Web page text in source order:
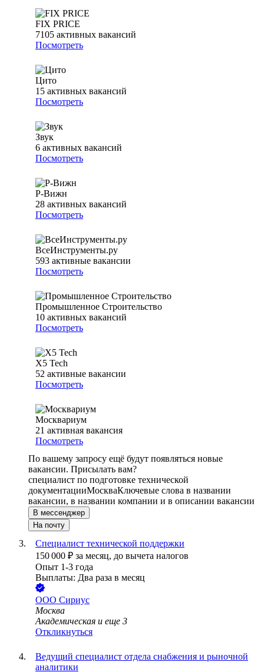
FIX PRICE
7105 активных вакансий
Посмотреть
Цито
15 активных вакансий
Посмотреть
Звук
6 активных вакансий
Посмотреть
Р-Вижн
28 активных вакансий
Посмотреть
ВсеИнструменты.ру
593 активные вакансии
Посмотреть
Промышленное Строительство
10 активных вакансий
Посмотреть
X5 Tech
52 активные вакансии
Посмотреть
Москвариум
21 активная вакансия
Посмотреть
По вашему запросу ещё будут появляться новые
вакансии. Присылать вам?
специалист по подготовке технической
документацииМоскваКлючевые слова в названии
вакансии, в названии компании и в описании вакансии
В мессенджер
На почту
Специалист технической поддержки
150 000 ₽ за месяц, до вычета налогов
Опыт 1-3 года
Выплаты: Два раза в месяц
ООО Сириус
Москва
Академическая и еще 3
Откликнуться
Ведущий специалист отдела снабжения и рыночной
аналитики